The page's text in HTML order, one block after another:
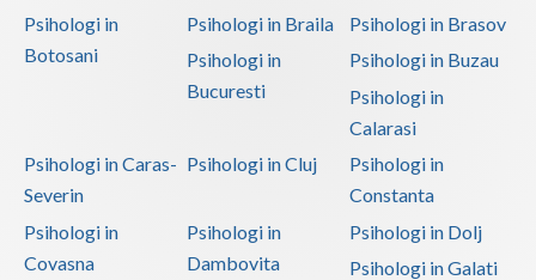
Psihologi in
Botosani
Psihologi in Braila
Psihologi in Brasov
Psihologi in
Bucuresti
Psihologi in Buzau
Psihologi in
Calarasi
Psihologi in Caras-
Severin
Psihologi in Cluj
Psihologi in
Constanta
Psihologi in
Covasna
Psihologi in
Dambovita
Psihologi in Dolj
Psihologi in Galati